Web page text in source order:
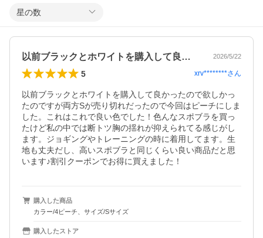
星の数
以前ブラックとホワイトを購入して良かっ… 2026/5/22
5 xrv********さん
以前ブラックとホワイトを購入して良かったので欲しかっ
たのですが両方Sが売り切れだったので今回はピーチにしま
した。これはこれで良い色でした！色んなスポブラを買っ
たけど私の中では断トツ胸の揺れが抑えられてる感じがし
ます。ジョギングやトレーニングの時に着用してます。生
地も丈夫だし、高いスポブラと同じくらい良い商品だと思
います♪割引クーポンでお得に買えました！
購入した商品
カラー/4ピーチ、サイズ/Sサイズ
購入したストア